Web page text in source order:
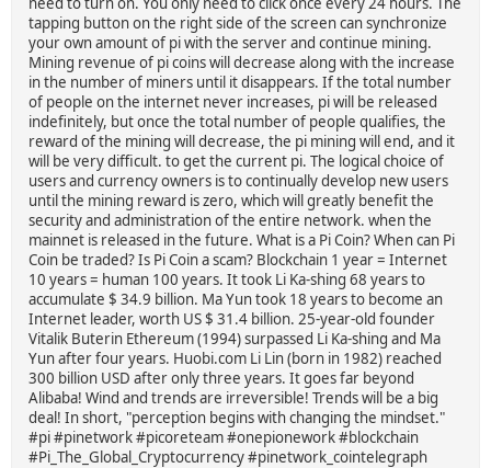
tapping button on the right side of the screen can synchronize
your own amount of pi with the server and continue mining.
Mining revenue of pi coins will decrease along with the increase
in the number of miners until it disappears. If the total number
of people on the internet never increases, pi will be released
indefinitely, but once the total number of people qualifies, the
reward of the mining will decrease, the pi mining will end, and it
will be very difficult. to get the current pi. The logical choice of
users and currency owners is to continually develop new users
until the mining reward is zero, which will greatly benefit the
security and administration of the entire network. when the
mainnet is released in the future. What is a Pi Coin? When can Pi
Coin be traded? Is Pi Coin a scam? Blockchain 1 year = Internet
10 years = human 100 years. It took Li Ka-shing 68 years to
accumulate $ 34.9 billion. Ma Yun took 18 years to become an
Internet leader, worth US $ 31.4 billion. 25-year-old founder
Vitalik Buterin Ethereum (1994) surpassed Li Ka-shing and Ma
Yun after four years. Huobi.com Li Lin (born in 1982) reached
300 billion USD after only three years. It goes far beyond
Alibaba! Wind and trends are irreversible! Trends will be a big
deal! In short, "perception begins with changing the mindset."
#pi #pinetwork #picoreteam #onepionework #blockchain
#Pi_The_Global_Cryptocurrency #pinetwork_cointelegraph